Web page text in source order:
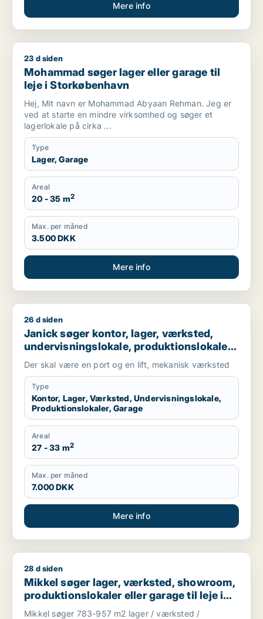
Mere info
Mohammad søger lager eller garage til leje i Storkøbenhavn
23 d siden
Mohammad søger lager eller garage til
leje i Storkøbenhavn
Hej, Mit navn er Mohammad Abyaan Rehman. Jeg er
ved at starte en mindre virksomhed og søger et
lagerlokale på cirka ...
Type
Lager, Garage
Areal
20 - 35 m2
Max. per måned
3.500 DKK
Mere info
Janick søger kontor, lager, værksted, undervisningslokale,
26 d siden
Janick søger kontor, lager, værksted,
undervisningslokale, produktionslokaler
eller garage til leje i Holte, Hørsholm eller
Der skal være en port og en lift, mekanisk værksted
Type
Kontor, Lager, Værksted, Undervisningslokale,
Produktionslokaler, Garage
Areal
27 - 33 m2
Max. per måned
7.000 DKK
Mere info
Mikkel søger lager, værksted, showroom,
28 d siden
Mikkel søger lager, værksted, showroom,
produktionslokaler eller garage til leje i
Holte, Vedbæk eller Hørsholm m.fl.
Mikkel søger 783-957 m2 lager / værksted /